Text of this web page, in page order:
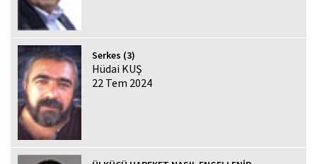
Serkes (3)
Hüdai KUŞ
22 Tem 2024